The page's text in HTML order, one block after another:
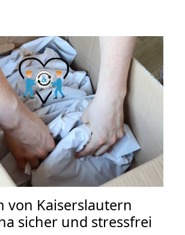
von Kaiserslautern
sicher und stressfrei